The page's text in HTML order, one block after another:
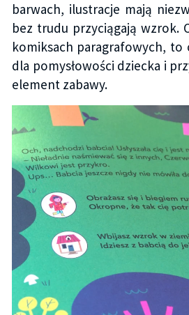
barwach, ilustracje mają
bez trudu przyciągają wzrok.
komiksach paragrafowych, to
dla pomysłowości dziecka i
element zabawy.